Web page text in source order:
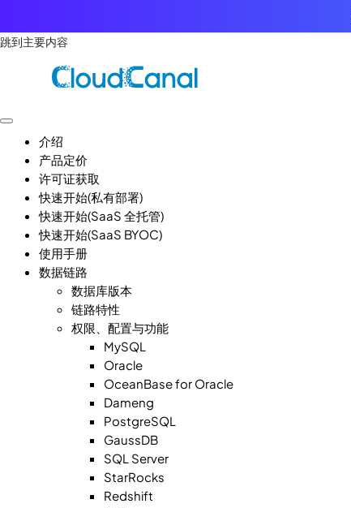
跳到主要内容
介绍
产品定价
许可证获取
快速开始(私有部署)
快速开始(SaaS 全托管)
快速开始(SaaS BYOC)
使用手册
数据链路
数据库版本
链路特性
权限、配置与功能
MySQL
Oracle
OceanBase for Oracle
Dameng
PostgreSQL
GaussDB
SQL Server
StarRocks
Redshift